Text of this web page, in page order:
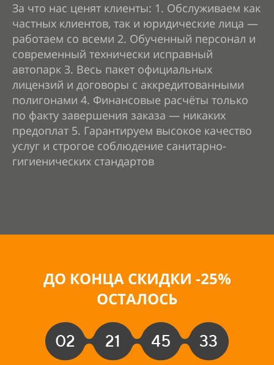
За что нас ценят клиенты: 1. Обслуживаем как
частных клиентов, так и юридические лица —
работаем со всеми 2. Обученный персонал и
современный технически исправный
автопарк 3. Весь пакет официальных
лицензий и договоры с аккредитованными
полигонами 4. Финансовые расчёты только
по факту завершения заказа — никаких
предоплат 5. Гарантируем высокое качество
услуг и строгое соблюдение санитарно-
гигиенических стандартов
ДО КОНЦА СКИДКИ -25%
ОСТАЛОСЬ
02 21 45 31